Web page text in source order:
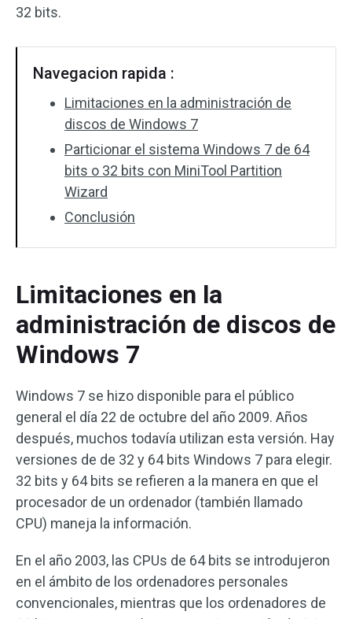
32 bits.
Navegacion rapida :
Limitaciones en la administración de
discos de Windows 7
Particionar el sistema Windows 7 de 64
bits o 32 bits con MiniTool Partition
Wizard
Conclusión
Limitaciones en la
administración de discos de
Windows 7
Windows 7 se hizo disponible para el público
general el día 22 de octubre del año 2009. Años
después, muchos todavía utilizan esta versión. Hay
versiones de de 32 y 64 bits Windows 7 para elegir.
32 bits y 64 bits se refieren a la manera en que el
procesador de un ordenador (también llamado
CPU) maneja la información.
En el año 2003, las CPUs de 64 bits se introdujeron
en el ámbito de los ordenadores personales
convencionales, mientras que los ordenadores de